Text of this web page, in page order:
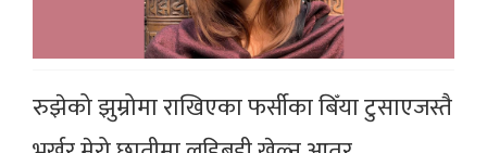
रुझेको झुम्रोमा राखिएका फर्सीका बिँया टुसाएजस्तै